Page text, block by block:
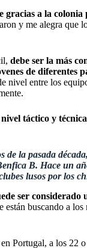
gracias a la
y me alegra que
debe ser la más
de diferentes
nivel entre los
táctico y
de la pasada
B. Hace un
lusos por los
ser
están buscando a
Portugal, a los 22